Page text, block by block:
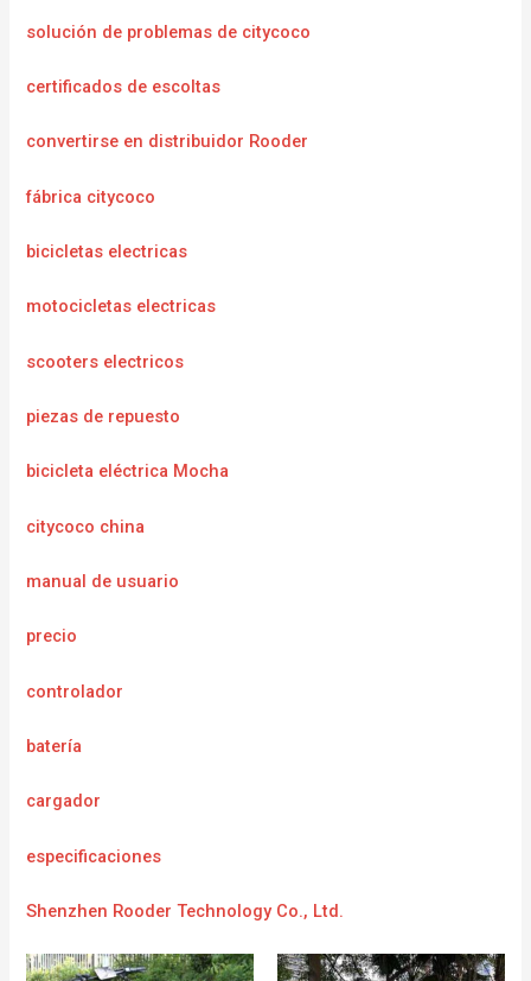
solución de problemas de citycoco
certificados de escoltas
convertirse en distribuidor Rooder
fábrica citycoco
bicicletas electricas
motocicletas electricas
scooters electricos
piezas de repuesto
bicicleta eléctrica Mocha
citycoco china
manual de usuario
precio
controlador
batería
cargador
especificaciones
Shenzhen Rooder Technology Co., Ltd.